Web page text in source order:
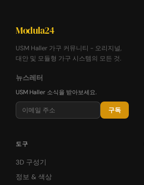
Modula24
USM Haller 가구 커뮤니티 - 오리지널,
대안 및 모듈형 가구 시스템의 모든 것.
뉴스레터
USM Haller 소식을 받아보세요.
구독
도구
3D 구성기
정보 & 색상